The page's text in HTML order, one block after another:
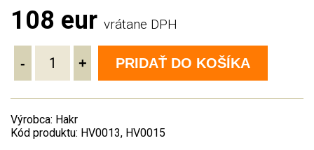
108 eur vrátane DPH
- + PRIDAŤ DO KOŠÍKA
Výrobca: Hakr
Kód produktu: HV0013, HV0015